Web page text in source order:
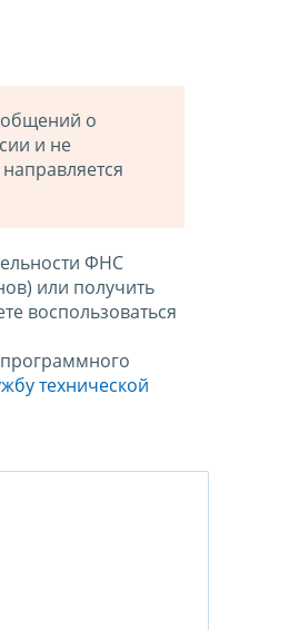
о
и не
ФНС
или получить
воспользоваться
технической